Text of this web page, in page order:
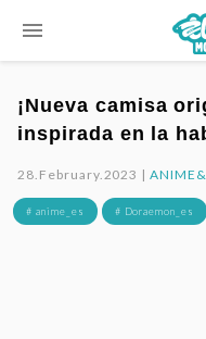
menu
¡Nueva camisa
inspirada en la
28.February.2023 |
# anime_es # Doraemon_es